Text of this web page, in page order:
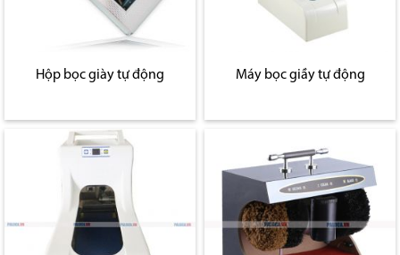
Hộp bọc giày tự động Máy bọc giầy tự động